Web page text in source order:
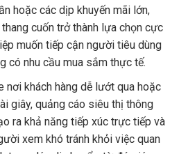
hoặc các dịp khuyến mãi lớn,
cuốn trở thành lựa chọn cực
muốn tiếp cận người tiêu dùng
có nhu cầu mua sắm thực tế.
nơi khách hàng dễ lướt qua hoặc
giây, quảng cáo siêu thị thông
ra khả năng tiếp xúc trực tiếp và
xem khó tránh khỏi việc quan